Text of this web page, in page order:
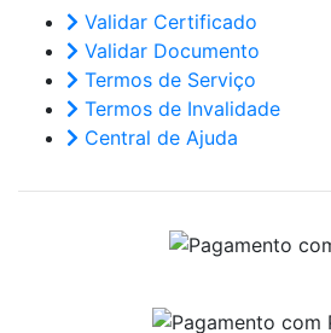
Validar Certificado
Validar Documento
Termos de Serviço
Termos de Invalidade
Central de Ajuda